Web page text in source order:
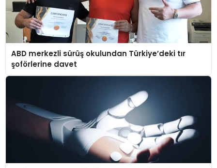
ABD merkezli sürüş okulundan Türkiye’deki tır
şoförlerine davet